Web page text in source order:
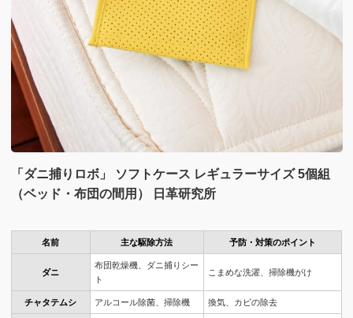
「ダニ捕りロボ」 ソフトケース レギュラーサイズ 5個組
（ベッド・布団の間用） 日革研究所
名前 主な駆除方法 予防・対策のポイント
ダニ
布団乾燥機、ダニ捕りシー
ト
こまめな洗濯、掃除機がけ
チャタテムシ アルコール除菌、掃除機 換気、カビの除去